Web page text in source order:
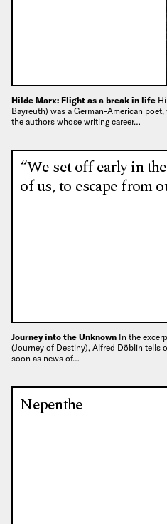
Hilde Marx: Flight as a break in life
Bayreuth) was a German-American
the authors whose writing career…
“We set off early in
of us, to escape from
Journey into the Unknown In the
(Journey of Destiny), Alfred Döblin tells
soon as news of…
Nepenthe